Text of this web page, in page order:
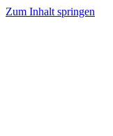
Zum Inhalt springen